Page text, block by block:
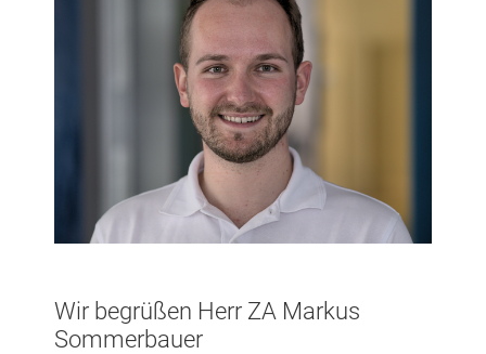
Wir begrüßen Herr ZA Markus
Sommerbauer